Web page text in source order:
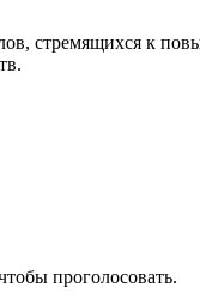
стремящихся к
проголосовать.